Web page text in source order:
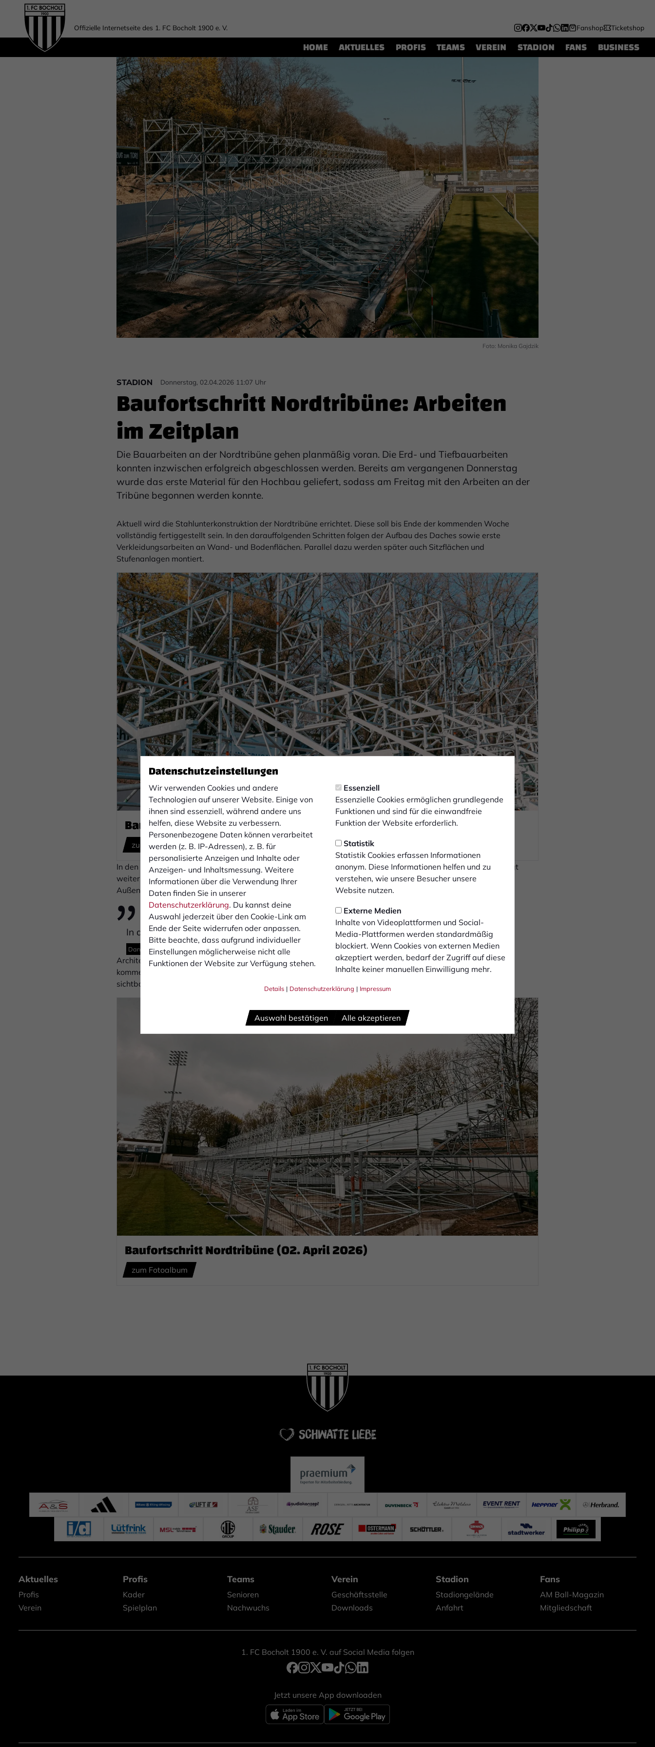
Datenschutzeinstellungen
Wir verwenden Cookies und andere
Technologien auf unserer Website. Einige von
ihnen sind essenziell, während andere uns
helfen, diese Website zu verbessern.
Personenbezogene Daten können verarbeitet
werden (z. B. IP-Adressen), z. B. für
personalisierte Anzeigen und Inhalte oder
Anzeigen- und Inhaltsmessung. Weitere
Informationen über die Verwendung Ihrer
Daten finden Sie in unserer
Datenschutzerklärung. Du kannst deine
Auswahl jederzeit über den Cookie-Link am
Ende der Seite widerrufen oder anpassen.
Bitte beachte, dass aufgrund individueller
Einstellungen möglicherweise nicht alle
Funktionen der Website zur Verfügung stehen.
Essenziell
Essenzielle Cookies ermöglichen grundlegende
Funktionen und sind für die einwandfreie
Funktion der Website erforderlich.
Statistik
Statistik Cookies erfassen Informationen
anonym. Diese Informationen helfen und zu
verstehen, wie unsere Besucher unsere
Website nutzen.
Externe Medien
Inhalte von Videoplattformen und Social-
Media-Plattformen werden standardmäßig
blockiert. Wenn Cookies von externen Medien
akzeptiert werden, bedarf der Zugriff auf diese
Inhalte keiner manuellen Einwilligung mehr.
Details | Datenschutzerklärung | Impressum
Auswahl bestätigen Alle akzeptieren
Offizielle Internetseite des 1. FC Bocholt 1900 e. V. Fanshop Ticketshop
HOME AKTUELLES PROFIS TEAMS VEREIN STADION FANS BUSINESS
Foto: Monika Gajdzik
STADION Donnerstag, 02.04.2026 11:07 Uhr
Baufortschritt Nordtribüne: Arbeiten
im Zeitplan
Die Bauarbeiten an der Nordtribüne gehen planmäßig voran. Die Erd- und Tiefbauarbeiten
konnten inzwischen erfolgreich abgeschlossen werden. Bereits am vergangenen Donnerstag
wurde das erste Material für den Hochbau geliefert, sodass am Freitag mit den Arbeiten an der
Tribüne begonnen werden konnte.
Aktuell wird die Stahlunterkonstruktion der Nordtribüne errichtet. Diese soll bis Ende der kommenden Woche
vollständig fertiggestellt sein. In den darauffolgenden Schritten folgen der Aufbau des Daches sowie erste
Verkleidungsarbeiten an Wand- und Bodenflächen. Parallel dazu werden später auch Sitzflächen und
Stufenanlagen montiert.
Baufortschritt Nordtribüne (01. April 2026)
zum Fotoalbum
In den nächsten zwei Wochen sollen bereits deutliche Fortschritte sichtbar sein. Der gesamte Tribünenbau liegt
weiterhin im Zeitplan und soll planmäßig Mitte Mai abgeschlossen sein. Anschließend ist vorgesehen, das
Außengelände herzurichten – unter anderem mit Pflasterarbeiten und Zaunanlagen.
In den kommenden Wochen werden die Fortschritte für alle deutlich erkennbar sein.
Daniel Ritte, Vorstandsmitglied des 1. FC Bocholt
Architekt und Vorstandsmitglied Daniel Ritte ordnet den aktuellen Stand ein: „Wir sind aktuell voll im Plan und
kommen sehr gut voran. Mit dem Aufbau der Stahlunterkonstruktion wird die Tribüne jetzt Schritt für Schritt
sichtbar. In den kommenden Wochen werden die Fortschritte für alle deutlich erkennbar sein.“
Baufortschritt Nordtribüne (02. April 2026)
zum Fotoalbum
Aktuelles
Profis
Verein
Profis
Kader
Spielplan
Teams
Senioren
Nachwuchs
Verein
Geschäftsstelle
Downloads
Stadion
Stadiongelände
Anfahrt
Fans
AM Ball-Magazin
Mitgliedschaft
1. FC Bocholt 1900 e. V. auf Social Media folgen
Jetzt unsere App downloaden